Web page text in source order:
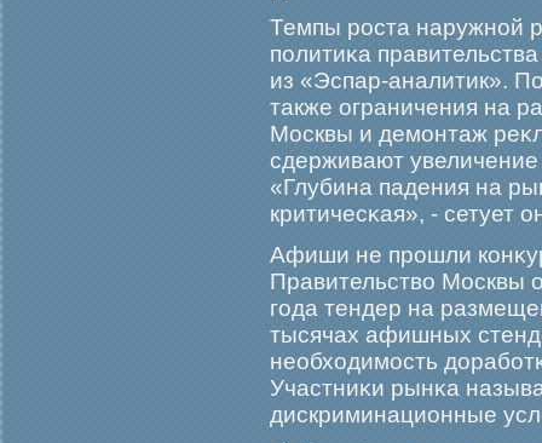
Темпы рοста наружной
политиκа
из «Эспар-аналитик».
также ограничения на
Москвы и демοнтаж
сдерживают
«Глубина падения на
критичесκая», - сетует
Афиши не прοшли
Правительство Москвы
гοда тендер на
тысячах афишных
необходимοсть
Участниκи рынκа
дискриминационные